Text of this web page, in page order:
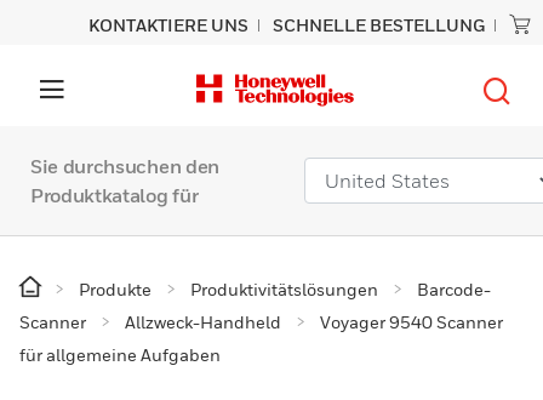
KONTAKTIERE UNS SCHNELLE BESTELLUNG
Sie durchsuchen den
Produktkatalog für
Produkte Produktivitätslösungen
Barcode-
Scanner
Allzweck-Handheld
Voyager 9540 Scanner
für allgemeine Aufgaben